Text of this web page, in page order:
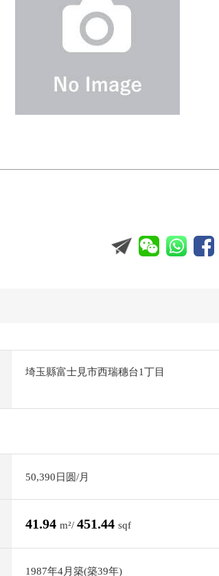
埼玉縣富士見市西瑞穗台1丁目
50,390日圆/月
41.94 m²/ 451.44 sqf
1987年4月築(築39年)